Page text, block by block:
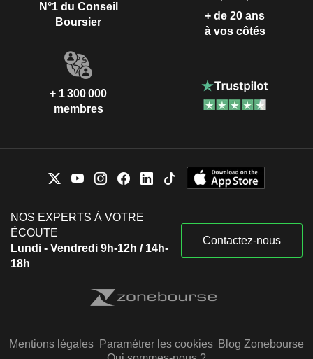
N°1 du Conseil
Boursier
+ de 20 ans
à vos côtés
+ 1 300 000
membres
NOS EXPERTS À VOTRE
ÉCOUTE
Lundi - Vendredi 9h-12h / 14h-
18h
Contactez-nous
Mentions légales Paramétrer les cookies Blog Zonebourse